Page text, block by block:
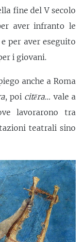
fine del V secolo
aver infranto le
per aver eseguito
i giovani.
anche a Roma
, poi citĕra… vale a
lavorarono tra
teatrali sino